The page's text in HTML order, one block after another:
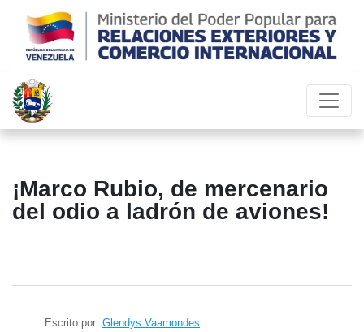
¡Marco Rubio, de mercenario
del odio a ladrón de aviones!
Escrito por: Glendys Vaamondes